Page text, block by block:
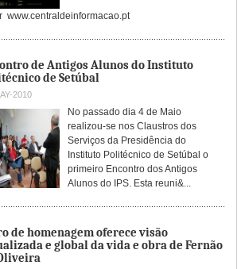
www.centraldeinformacao.pt
de Antigos Alunos do Instituto
de Setúbal
2010
No passado dia 4 de Maio
realizou-se nos Claustros dos
Serviços da Presidência do
Instituto Politécnico de Setúbal o
primeiro Encontro dos Antigos
Alunos do IPS. Esta reuni&...
de homenagem oferece visão
e global da vida e obra de Fernão